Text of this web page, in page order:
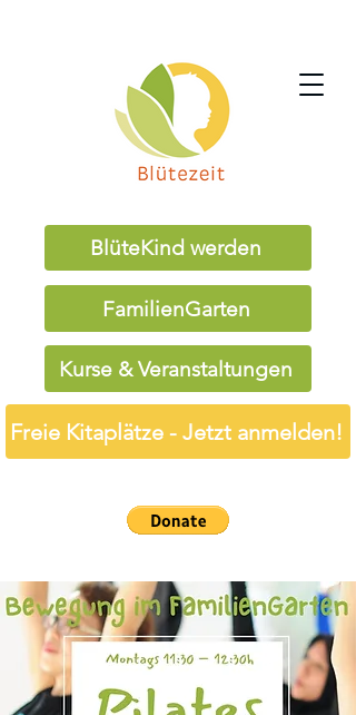
BlüteKind werden
FamilienGarten
Kurse & Veranstaltungen
Freie Kitaplätze - Jetzt anmelden!